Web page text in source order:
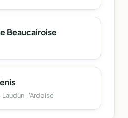
Beaucairoise
Laudun-l'Ardoise